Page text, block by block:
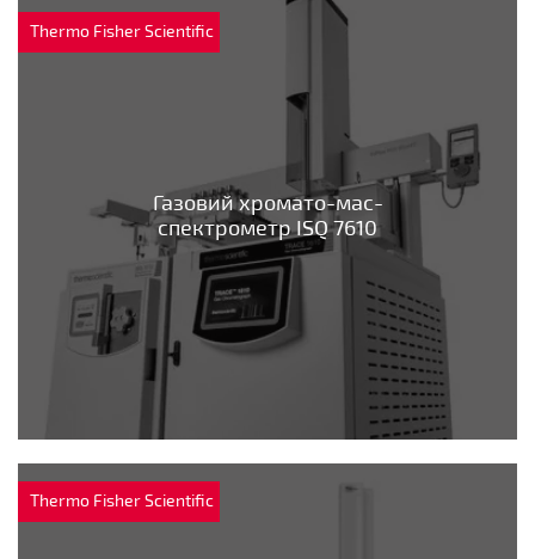
Thermo Fisher Scientific
Газовий хромато-мас-
спектрометр ISQ 7610
Thermo Fisher Scientific